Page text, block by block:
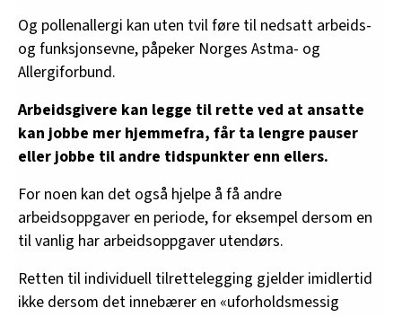
• Spyl inngangspartiet for støv.
• Tørk godt av sko og heng ytterjakker i
garderobe, ikke i lokalene der arbeidet foregår.
• Allergikere kan få tilbud om mer hjemmekontor,
endret arbeidstid eller andre arbeidsoppgaver i
pollensesongen.
• Allergikere som trenger det kan få ta lengre
pauser.
Kilde: Simployer, Norges Astma- og Allergiforbund
Og pollenallergi kan uten tvil føre til nedsatt arbeids-
og funksjonsevne, påpeker Norges Astma- og
Allergiforbund.
Arbeidsgivere kan legge til rette ved at ansatte
kan jobbe mer hjemmefra, får ta lengre pauser
eller jobbe til andre tidspunkter enn ellers.
For noen kan det også hjelpe å få andre
arbeidsoppgaver en periode, for eksempel dersom en
til vanlig har arbeidsoppgaver utendørs.
Retten til individuell tilrettelegging gjelder imidlertid
ikke dersom det innebærer en «uforholdsmessig